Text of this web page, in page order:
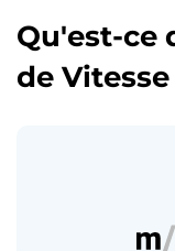
Qu'est-ce
de